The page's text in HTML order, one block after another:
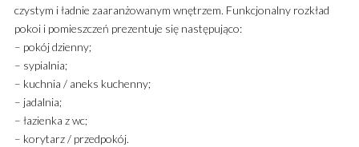
czystym i ładnie zaaranżowanym wnętrzem. Funkcjonalny rozkład
pokoi i pomieszczeń prezentuje się następująco:
– pokój dzienny;
– sypialnia;
– kuchnia / aneks kuchenny;
– jadalnia;
– łazienka z wc;
– korytarz / przedpokój.